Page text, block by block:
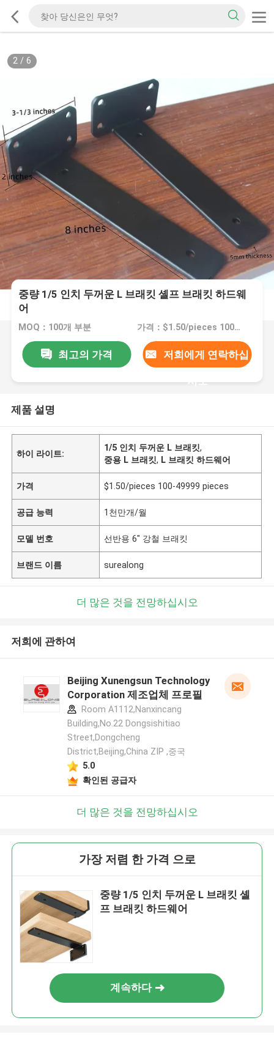
2/ 6
중량 1/5 인치 두꺼운 L 브래킷 셸프 브래킷 하드웨
어
MOQ：100개 부분 가격：$1.50/pieces 100-49999 pieces
최고의 가격 저희에게 연락하십
시오
제품 설명
하이 라이트:
1/5 인치 두꺼운 L 브래킷,
중용 L 브래킷, L 브래킷 하드웨어
가격 $1.50/pieces 100-49999 pieces
공급 능력 1천만개/월
모델 번호 선반용 6" 강철 브래킷
브랜드 이름 surealong
더 많은 것을 전망하십시오
저희에 관하여
Beijing Xunengsun Technology
Corporation 제조업체 프로필
Room A1112,Nanxincang
Building,No.22 Dongsishitiao
Street,Dongcheng
District,Beijing,China ZIP ,중국
5.0
확인된 공급자
더 많은 것을 전망하십시오
가장 저렴 한 가격 으로
중량 1/5 인치 두꺼운 L 브래킷 셸
프 브래킷 하드웨어
계속하다